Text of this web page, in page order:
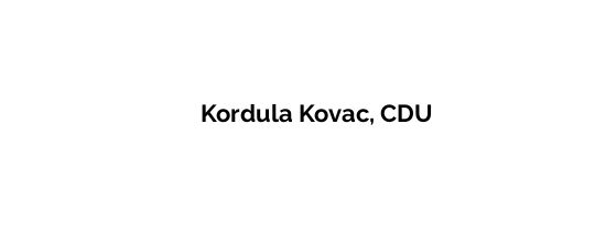
Kordula Kovac, CDU